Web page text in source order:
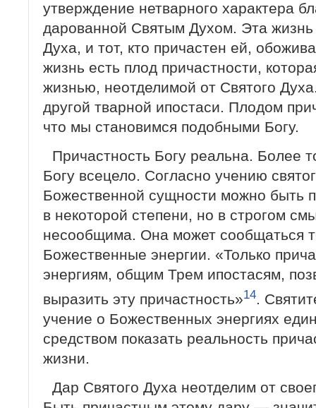
утверждение нетварного характера
дарованной Святым Духом. Эта жизнь
Духа, и тот, кто причастен ей,
жизнь есть плод причастности,
жизнью, неотделимой от Святого
другой тварной ипостаси. Плодом
что мы становимся подобными Богу.
Причастность Богу реальна. Более
Богу всецело. Согласно учению
Божественной сущности можно быть
в некоторой степени, но в строгом
несообщима. Она может сообщаться
Божественные энергии. «Только
энергиям, общим Трем ипостасям,
выразить эту причастность»14.
учение о Божественных энергиях
средством показать реальность
жизни.
Дар Святого Духа неотделим от